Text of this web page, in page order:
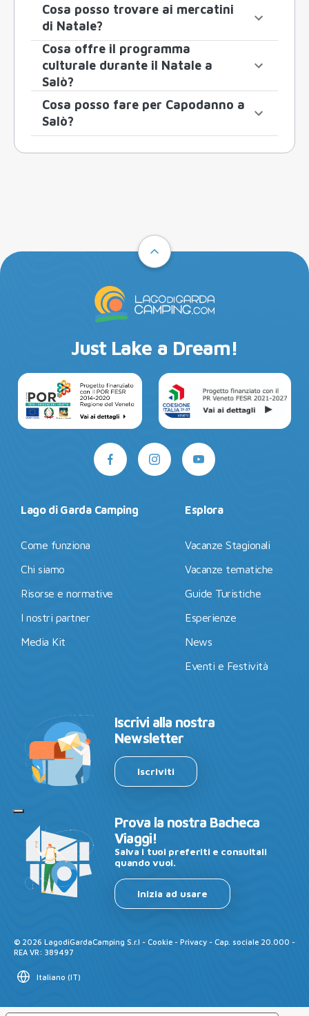
Cosa posso trovare ai mercatini
di Natale?
Cosa offre il programma
culturale durante il Natale a
Salò?
Cosa posso fare per Capodanno a
Salò?
Just Lake a Dream!
Lago di Garda Camping
Come funziona
Chi siamo
Risorse e normative
I nostri partner
Media Kit
Esplora
Vacanze Stagionali
Vacanze tematiche
Guide Turistiche
Esperienze
News
Eventi e Festività
Iscrivi alla nostra
Newsletter
Iscriviti
Prova la nostra Bacheca
Viaggi!
Salva i tuoi preferiti e consultali
quando vuoi.
Inizia ad usare
© 2026 LagodiGardaCamping S.r.l - Cookie - Privacy - Cap. sociale 20.000 -
REA VR: 389497
Italiano (IT)